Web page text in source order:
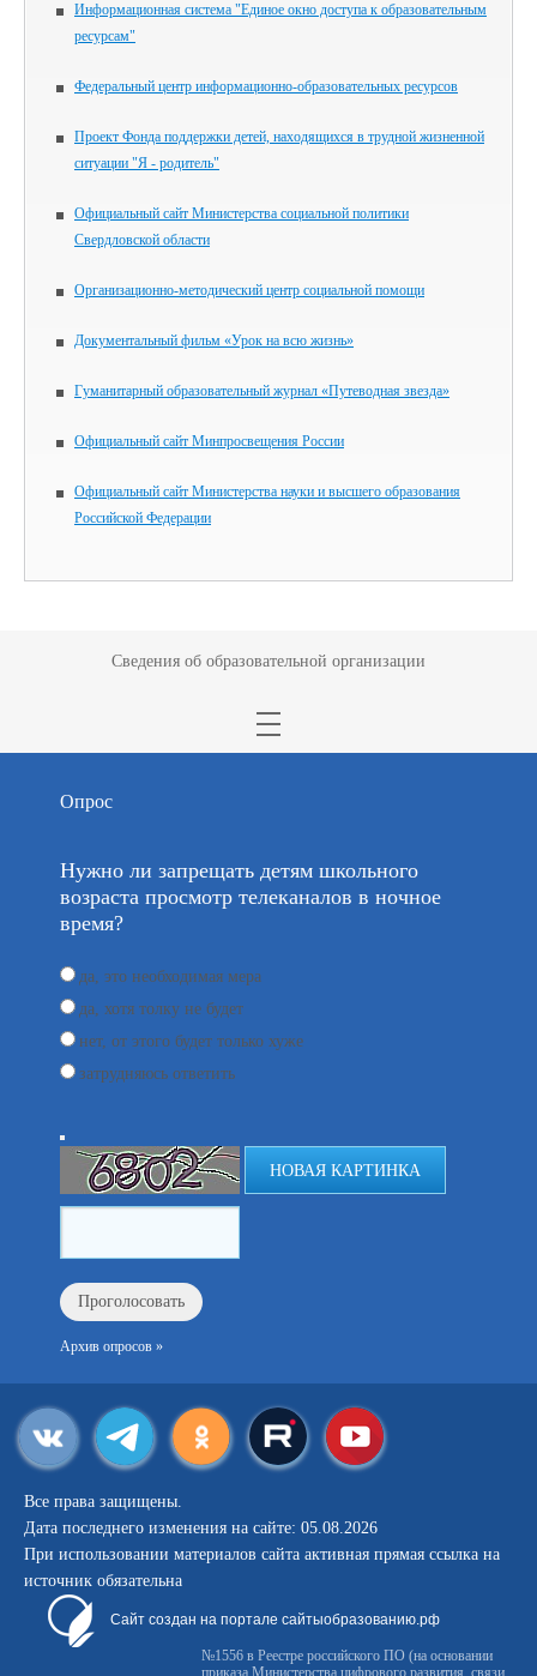
Информационная система "Единое окно доступа к образовательным
ресурсам"
Федеральный центр информационно-образовательных ресурсов
Проект Фонда поддержки детей, находящихся в трудной жизненной
ситуации "Я - родитель"
Официальный сайт Министерства социальной политики
Свердловской области
Организационно-методический центр социальной помощи
Документальный фильм «Урок на всю жизнь»
Гуманитарный образовательный журнал «Путеводная звезда»
Официальный сайт Минпросвещения России
Официальный сайт Министерства науки и высшего образования
Российской Федерации
Сведения об образовательной организации
Опрос
Нужно ли запрещать детям школьного
возраста просмотр телеканалов в ночное
время?
да, это необходимая мера
да, хотя толку не будет
нет, от этого будет только хуже
затрудняюсь ответить
НОВАЯ КАРТИНКА
Архив опросов »
Все права защищены.
Дата последнего изменения на сайте: 05.08.2026
При использовании материалов сайта активная прямая ссылка на
источник обязательна
Сайт создан на портале сайтыобразованию.рф
№1556 в Реестре российского ПО (на основании
приказа Министерства цифрового развития, связи